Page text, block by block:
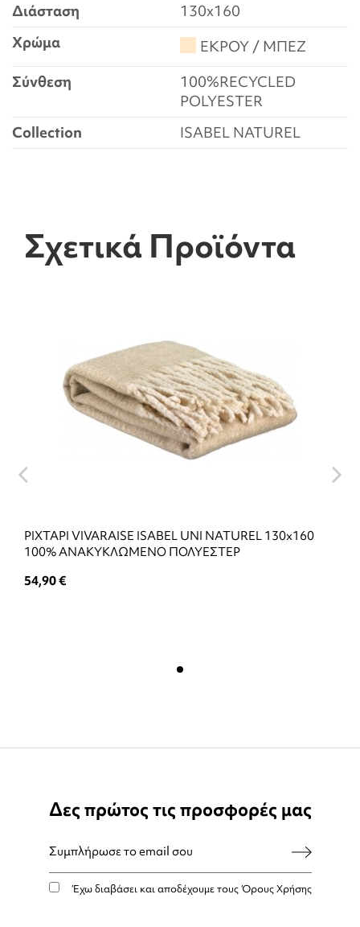
Διάσταση
130x160
Χρώμα
ΕΚΡΟΥ / ΜΠΕΖ
Σύνθεση
100%RECYCLED
POLYESTER
Collection
ISABEL NATUREL
Σχετικά Προϊόντα
ΡΙΧΤΑΡΙ VIVARAISE ISABEL UNI NATUREL 130x160
100% ΑΝΑΚΥΚΛΩΜΕΝΟ ΠΟΛΥΕΣΤΕΡ
54,90 €
Δες πρώτος τις προσφορές μας
Έχω διαβάσει και αποδέχουμε τουςΌρους Χρήσης